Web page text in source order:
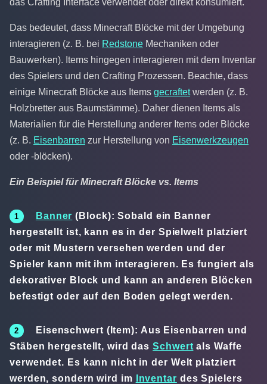
Das bedeutet, dass Minecraft Blöcke mit der Umgebung
interagieren (z. B. bei Redstone Mechaniken oder
Bauwerken). Items hingegen interagieren mit dem Inventar
des Spielers und den Crafting Prozessen. Beachte, dass
einige Minecraft Blöcke aus Items gecraftetwerden (z. B.
Holzbretter aus Baumstämme). Daher dienen Items als
Materialien für die Herstellung anderer Items oder Blöcke
(z. B. Eisenbarren zur Herstellung von Eisenwerkzeugen
oder -blöcken).
Ein Beispiel für Minecraft Blöcke vs. Items
Banner (Block): Sobald ein Banner
hergestellt ist, kann es in der Spielwelt platziert
oder mit Mustern versehen werden und der
Spieler kann mit ihm interagieren. Es fungiert als
dekorativer Block und kann an anderen Blöcken
befestigt oder auf den Boden gelegt werden.
Eisenschwert (Item): Aus Eisenbarren und
Stäben hergestellt, wird dasSchwert als Waffe
verwendet. Es kann nicht in der Welt platziert
werden, sondern wird im
Inventar des Spielers